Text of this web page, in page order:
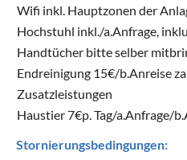
Wifi inkl. Hauptzonen der
Hochstuhl inkl./a.Anfrage,
Handtücher bitte selber
Endreinigung 15€/b.Anreise
Zusatzleistungen
Haustier 7€p. Tag/a.Anfrage/
Stornierungsbedingungen: